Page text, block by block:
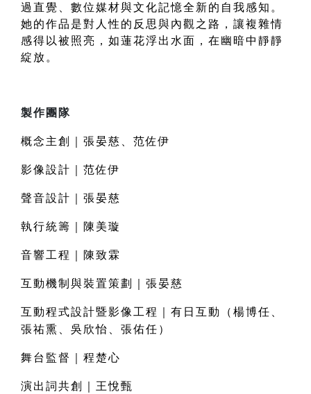
過直覺、數位媒材與文化記憶全新的自我感知。
她的作品是對人性的反思與內觀之路，讓複雜情
感得以被照亮，如蓮花浮出水面，在幽暗中靜靜
綻放。
製作團隊
概念主創｜張晏慈、范佐伊
影像設計｜范佐伊
聲音設計｜張晏慈
執行統籌｜陳美璇
音響工程｜陳致霖
互動機制與裝置策劃｜張晏慈
互動程式設計暨影像工程｜有日互動（楊博任、
張祐熏、吳欣怡、張佑任）
舞台監督｜程楚心
演出詞共創｜王悅甄